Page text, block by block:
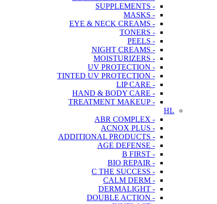
- SUPPLEMENTS
- MASKS
- EYE & NECK CREAMS
- TONERS
- PEELS
- NIGHT CREAMS
- MOISTURIZERS
- UV PROTECTION
- TINTED UV PROTECTION
- LIP CARE
- HAND & BODY CARE
- TREATMENT MAKEUP
HL
- ABR COMPLEX
- ACNOX PLUS
- ADDITIONAL PRODUCTS
- AGE DEFENSE
- B FIRST
- BIO REPAIR
- C THE SUCCESS
- CALM DERM
- DERMALIGHT
- DOUBLE ACTION